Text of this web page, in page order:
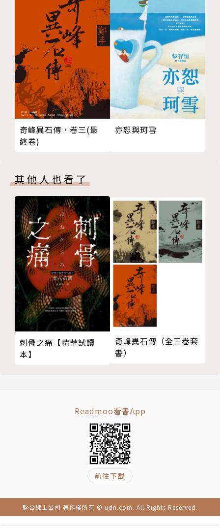
沙爾．波特萊爾 Charles Baudelaire (1821 ~ 186
出生於巴黎，父親是一位具有啟蒙運動思想的畫
家。他受父親的薰陶和影響，從小就酷愛藝術。不幸的
是，在他6歲時，父親病逝，母親改嫁，幼小的心靈，
從此蒙上了一層陰鬱的色彩。
波特萊爾是現代派詩歌的先驅，並被奉為象徵主義
文學的鼻祖。他的著名詩集《惡之花》出版於1857
年， 開創了法國近代詩歌的新時代，從此奠定其不可
動搖的詩人地位，並在西方詩壇上留下了不可磨滅的影
響。
個雜誌上陸續發表一些散文，這些散文日後以《巴黎的
憂鬱》為名出版。按照作家的本意，他想寫的是「一種
詩意的散文，沒有節奏和韻腳的音樂」。正像他自己所
說：「這還是《惡之花》，但更自由、細膩和辛辣。」
1865年波特萊爾於布魯塞爾旅行時病倒，兩年後
病逝巴黎，享年46歲。詩人生命短暫，雖然留下的作
品不多，然而這些為數不多的短小詩文，早已被公認為
文學經典之作。
譯者簡介
亞丁
著名作家、翻譯家、法中文化交流大使。
1985年獲法國政府頒發青年翻譯家獎，並赴法定
居迄今。譯著有《保爾和薇吉妮》、《巴黎的憂鬱》、
《希爾維斯》以及《理智之年》等。
代》、《水火相嬉》等。主要作品被譯成英、德、西、
日、丹麥、義大利等多國語言，堪稱以法語寫作的最著
由於對法國文壇的諸多貢獻，1988年法國政府頒
授歐洲肯坦培爾騎士勳章。
奇峰異石傳．卷三(最
終卷)
亦恕與珂雪
其他人也看了
刺骨之痛【精華試讀
本】
奇峰異石傳（全三卷套
書）
Readmoo看書App
前往下載
聯合線上公司 著作權所有 © udn.com. All Rights Reserved.